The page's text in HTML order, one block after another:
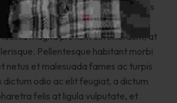
finibus dictum nibh, non varius metus
in elit sit amet elit facilisis
lacinia magna pretium elit interdum, at
Pellentesque habitant morbi
netus et malesuada fames ac turpis
dictum odio ac elit feugiat, a dictum
felis at ligula vulputate, et